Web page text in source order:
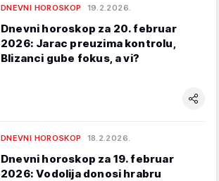
DNEVNI HOROSKOP 19.2.2026.
Dnevni horoskop za 20. februar
2026: Jarac preuzima kontrolu,
Blizanci gube fokus, a vi?
DNEVNI HOROSKOP 18.2.2026.
Dnevni horoskop za 19. februar
2026: Vodolija donosi hrabru